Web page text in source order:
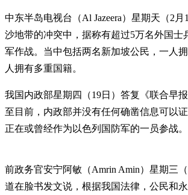
中东半岛电视台（Al Jazeera）星期天（2
沙地带的冲突中，据称有超过5万名外国士
军作战。当中包括两名新加坡公民，一人
人拥有多重国籍。
我国内政部星期四（19日）答复《联合早
至目前，内政部并没有任何确凿信息可以
正在或曾经作为以色列国防军的一员参战
前政务官安宁阿敏（Amrin Amin）星期三
道在脸书发文说，根据我国法律，公民和